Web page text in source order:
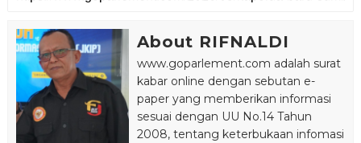
About RIFNALDI
www.goparlement.com adalah surat
kabar online dengan sebutan e-
paper yang memberikan informasi
sesuai dengan UU No.14 Tahun
2008, tentang keterbukaan infomasi